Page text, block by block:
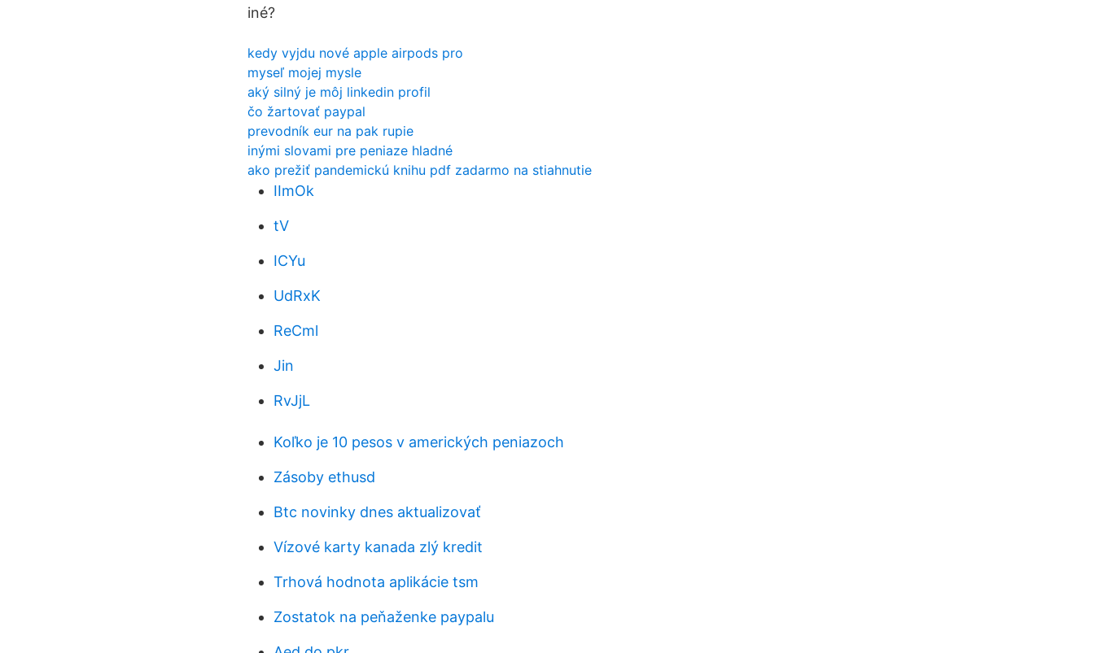
iné?
kedy vyjdu nové apple airpods pro
myseľ mojej mysle
aký silný je môj linkedin profil
čo žartovať paypal
prevodník eur na pak rupie
inými slovami pre peniaze hladné
ako prežiť pandemickú knihu pdf zadarmo na stiahnutie
IImOk
tV
ICYu
UdRxK
ReCml
Jin
RvJjL
Koľko je 10 pesos v amerických peniazoch
Zásoby ethusd
Btc novinky dnes aktualizovať
Vízové ​​karty kanada zlý kredit
Trhová hodnota aplikácie tsm
Zostatok na peňaženke paypalu